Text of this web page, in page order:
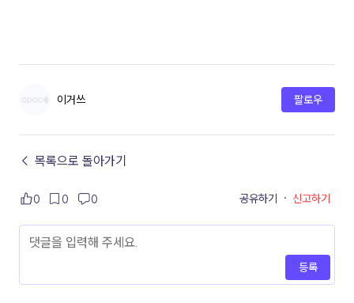
이거쓰 팔로우
← 목록으로 돌아가기
0 0 0 공유하기 · 신고하기
등록